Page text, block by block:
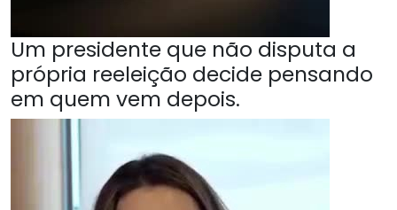
Um presidente que não disputa a
própria reeleição decide pensando
em quem vem depois.